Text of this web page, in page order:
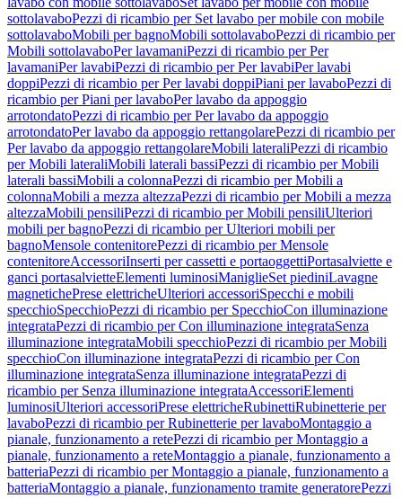
sottolavaboPezzi di ricambio per Set lavabo per mobile con mobile
sottolavaboMobili per bagnoMobili sottolavaboPezzi di ricambio per
Mobili sottolavaboPer lavamaniPezzi di ricambio per Per
lavamaniPer lavabiPezzi di ricambio per Per lavabiPer lavabi
doppiPezzi di ricambio per Per lavabi doppiPiani per lavaboPezzi di
ricambio per Piani per lavaboPer lavabo da appoggio
arrotondatoPezzi di ricambio per Per lavabo da appoggio
arrotondatoPer lavabo da appoggio rettangolarePezzi di ricambio per
Per lavabo da appoggio rettangolareMobili lateraliPezzi di ricambio
per Mobili lateraliMobili laterali bassiPezzi di ricambio per Mobili
laterali bassiMobili a colonnaPezzi di ricambio per Mobili a
colonnaMobili a mezza altezzaPezzi di ricambio per Mobili a mezza
altezzaMobili pensiliPezzi di ricambio per Mobili pensiliUlteriori
mobili per bagnoPezzi di ricambio per Ulteriori mobili per
bagnoMensole contenitorePezzi di ricambio per Mensole
contenitoreAccessoriInserti per cassetti e portaoggettiPortasalviette e
ganci portasalvietteElementi luminosiManiglieSet piediniLavagne
magnetichePrese elettricheUlteriori accessoriSpecchi e mobili
specchioSpecchioPezzi di ricambio per SpecchioCon illuminazione
integrataPezzi di ricambio per Con illuminazione integrataSenza
illuminazione integrataMobili specchioPezzi di ricambio per Mobili
specchioCon illuminazione integrataPezzi di ricambio per Con
illuminazione integrataSenza illuminazione integrataPezzi di
ricambio per Senza illuminazione integrataAccessoriElementi
luminosiUlteriori accessoriPrese elettricheRubinettiRubinetterie per
lavaboPezzi di ricambio per Rubinetterie per lavaboMontaggio a
pianale, funzionamento a retePezzi di ricambio per Montaggio a
pianale, funzionamento a reteMontaggio a pianale, funzionamento a
batteriaPezzi di ricambio per Montaggio a pianale, funzionamento a
batteriaMontaggio a pianale, funzionamento tramite generatorePezzi